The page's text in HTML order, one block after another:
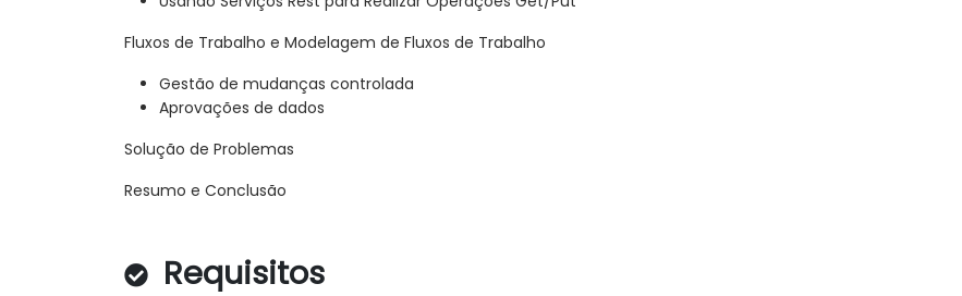
Fluxos de Trabalho e Modelagem de Fluxos de Trabalho
Gestão de mudanças controlada
Aprovações de dados
Solução de Problemas
Resumo e Conclusão
Requisitos